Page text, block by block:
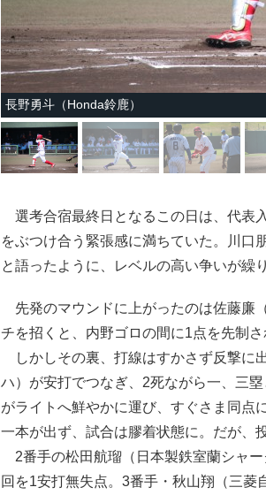
長野勇斗（Honda鈴鹿）
選考合宿最終日となるこの日は、代表
をぶつけ合う緊張感に満ちていた。川口
と語ったように、レベルの高い争いが繰
先発のマウンドに上がったのは佐藤廉
チを招くと、内野ゴロの間に1点を先制さ
しかしその裏、打線はすかさず反撃に
ハ）が安打でつなぎ、2死ながら一、三
がライトへ鮮やかに運び、すぐさま同点
一本が出ず、試合は膠着状態に。だが、
2番手の松田航瑠（日本製鉄室蘭シャ
回を1安打無失点。3番手・秋山翔（三